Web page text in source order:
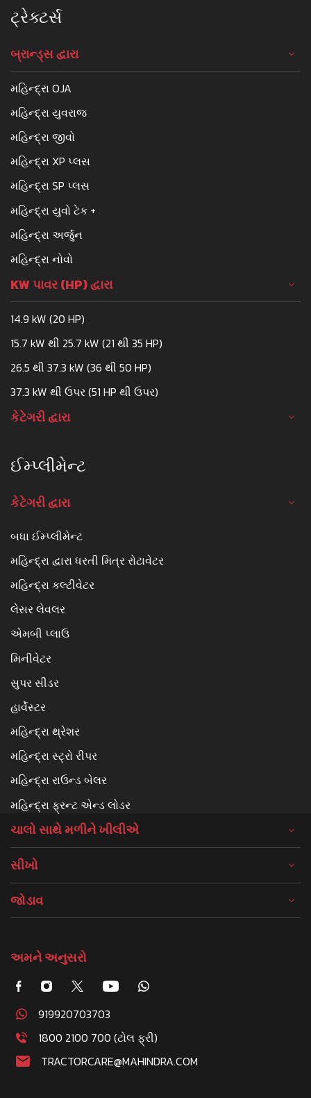
ટ્રેક્ટર્સ
બ્રાન્ડ્સ દ્વારા
મહિન્દ્રા OJA
મહિન્દ્રા યુવરાજ
મહિન્દ્રા જીવો
મહિન્દ્રા XP પ્લસ
મહિન્દ્રા SP પ્લસ
મહિન્દ્રા યુવો ટેક +
મહિન્દ્રા અર્જુન
મહિન્દ્રા નોવો
KW પાવર (HP) દ્વારા
14.9 kW (20 HP)
15.7 kW થી 25.7 kW (21 થી 35 HP)
26.5 થી 37.3 kW (36 થી 50 HP)
37.3 kW થી ઉપર (51 HP થી ઉપર)
કેટેગરી દ્વારા
ઈમ્પ્લીમેન્ટ
કેટેગરી દ્વારા
બધા ઈમ્પ્લીમેન્ટ
મહિન્દ્રા દ્વારા ધરતી મિત્ર રોટાવેટર
મહિન્દ્રા કલ્ટીવેટર
લેસર લેવલર
એમબી પ્લાઉ
મિનીવેટર
સુપર સીડર
હાર્વેસ્ટર
મહિન્દ્રા થ્રેશર
મહિન્દ્રા સ્ટ્રો રીપર
મહિન્દ્રા રાઉન્ડ બેલર
મહિન્દ્રા ફ્રન્ટ એન્ડ લોડર
ચાલો સાથે મળીને ખીલીએ
સીખો
જોડાવ
અમને અનુસરો
919920703703
1800 2100 700 (ટોલ ફ્રી)
TRACTORCARE@MAHINDRA.COM